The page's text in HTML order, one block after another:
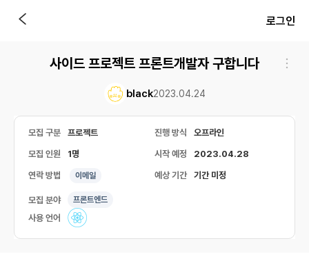
로그인
사이드 프로젝트 프론트개발자 구합니다
black2023.04.24
모집 구분 프로젝트 진행 방식 오프라인
모집 인원 1명 시작 예정 2023.04.28
연락 방법 이메일 예상 기간 기간 미정
모집 분야 프론트엔드
사용 언어